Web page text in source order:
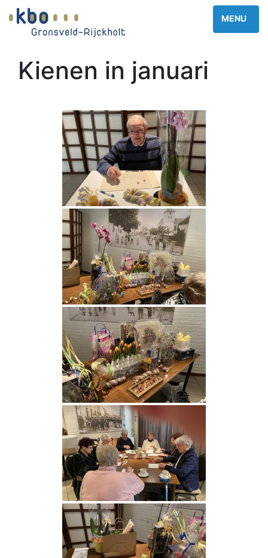
Kienen in januari